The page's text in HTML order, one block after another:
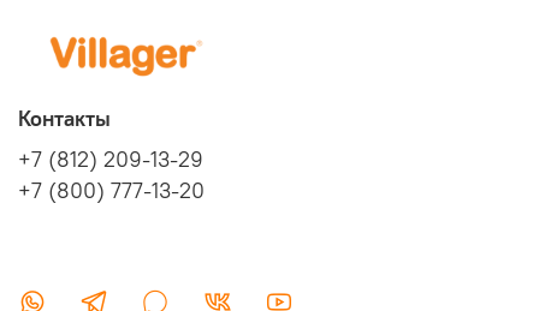
Контакты
+7 (812) 209-13-29
+7 (800) 777-13-20